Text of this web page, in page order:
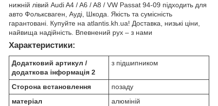
нижній лівий Audi A4 / A6 / A8 / VW Passat 94-09 підходить для
авто Фольксваген, Ауді, Шкода. Якість та сумісність
гарантовані. Купуйте на atlantis.kh.ua! Доставка, низькі ціни,
найвища надійність. Впевнений рух – з нами
Характеристики:
Додатковий артикул /
додаткова інформація 2
з підшипником
Сторона встановлення
позаду
матеріал
алюміній